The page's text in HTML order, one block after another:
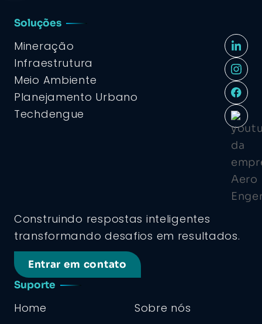
Construindo respostas inteligentes
transformando desafios em resultados.
Entrar em contato
Suporte
Home
Sobre nós
Soluções
Mineração
Infraestrutura
Meio Ambiente
Planejamento Urbano
Techdengue